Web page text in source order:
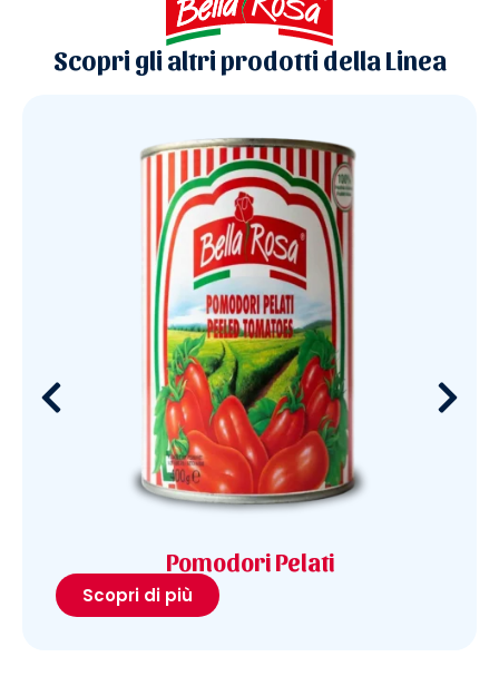
Scopri gli altri prodotti della Linea
Pomodori Pelati
Scopri di più